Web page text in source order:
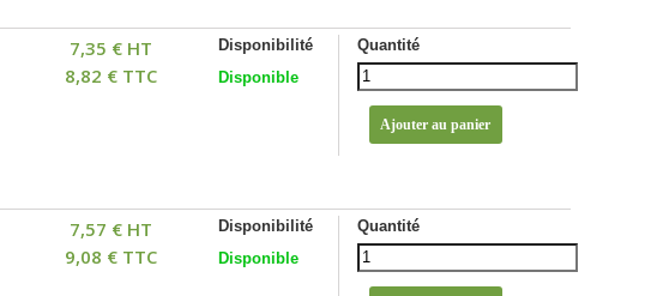
7,35 € HT
8,82 € TTC
Disponibilité
Disponible
Quantité
7,57 € HT
9,08 € TTC
Disponibilité
Disponible
Quantité